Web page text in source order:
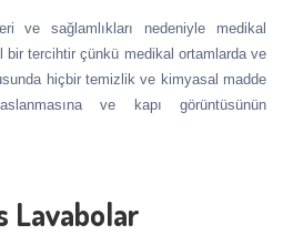
ve sağlamlıkları nedeniyle medikal
bir tercihtir çünkü medikal ortamlarda ve
hiçbir temizlik ve kimyasal madde
ve kapı görüntüsünün
Lavabolar